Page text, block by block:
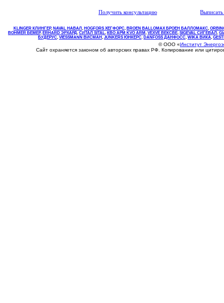
Получить консультацию
KLINGER КЛИНГЕР, NAVAL НАВАЛ , НOGFORS ХЕГФОРС, BROEN BALLOMAX БРОЕН БАЛЛОМАКС,
BOHMER БЕМЕР, ERHARD ЭРХАРД, СИТАЛ SITAL, КВО АРМ KVO ARM, VEXVE ВЕКСВЕ, SIGEVAL СИГЕВАЛ ,
БУДЕРУС, VIESSMANN ВИСМАН , JUNKERS ЮНКЕРС. DANFOSS ДАНФОСС, WIKA ВИКА,
© ООО «Институт
Сайт охраняется законом об авторских правах РФ. Копирование или